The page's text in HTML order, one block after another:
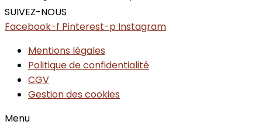
SUIVEZ-NOUS
Facebook-f Pinterest-p Instagram
Mentions légales
Politique de confidentialité
CGV
Gestion des cookies
Menu